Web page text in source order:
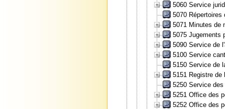
5060 Service
5070 Répertoires
5071 Minutes de
5075 Jugements
5090 Service de
5100 Service
5150 Service de
5151 Registre de
5250 Service
5251 Office des
5252 Office des